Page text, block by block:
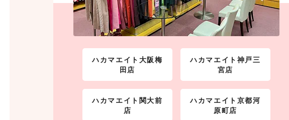
ハカマエイト大阪梅
田店
ハカマエイト神戸三
宮店
ハカマエイト関大前
店
ハカマエイト京都河
原町店